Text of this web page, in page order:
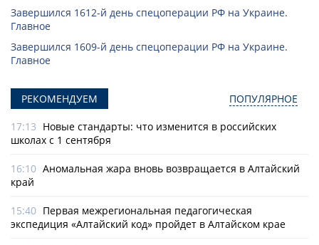
Завершился 1612-й день спецоперации РФ на Украине.
Главное
Завершился 1609-й день спецоперации РФ на Украине.
Главное
РЕКОМЕНДУЕМ ПОПУЛЯРНОЕ
17:13 Новые стандарты: что изменится в российских
школах с 1 сентября
16:10 Аномальная жара вновь возвращается в Алтайский
край
15:40 Первая межрегиональная педагогическая
экспедиция «Алтайский код» пройдет в Алтайском крае